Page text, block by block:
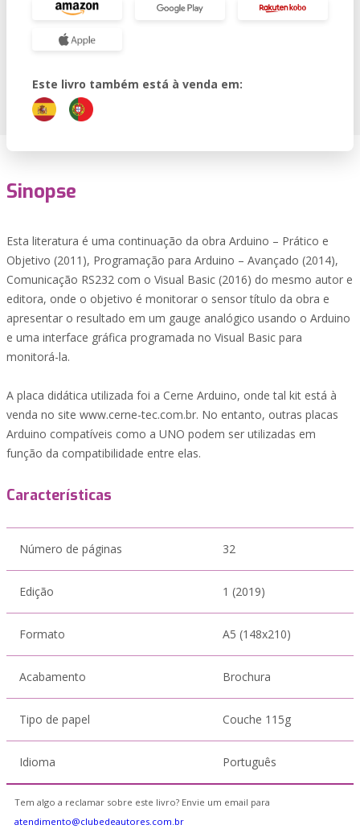
Este livro também está à venda em:
Sinopse
Esta literatura é uma continuação da obra Arduino – Prático e
Objetivo (2011), Programação para Arduino – Avançado (2014),
Comunicação RS232 com o Visual Basic (2016) do mesmo autor e
editora, onde o objetivo é monitorar o sensor título da obra e
apresentar o resultado em um gauge analógico usando o Arduino
e uma interface gráfica programada no Visual Basic para
monitorá-la.
A placa didática utilizada foi a Cerne Arduino, onde tal kit está à
venda no site www.cerne-tec.com.br. No entanto, outras placas
Arduino compatíveis como a UNO podem ser utilizadas em
função da compatibilidade entre elas.
Características
Número de páginas 32
Edição 1 (2019)
Formato A5 (148x210)
Acabamento Brochura
Tipo de papel Couche 115g
Idioma Português
Tem algo a reclamar sobre este livro? Envie um email para
atendimento@clubedeautores.com.br